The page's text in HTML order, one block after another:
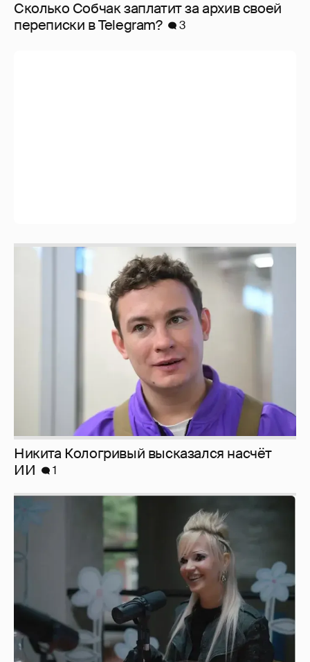
Сколько Собчак заплатит за архив своей
перeписки в Telegram?
3
Никита Кологривый высказался насчёт
Певица Глюкоза рассказала о съёмках для
эротического журнала
3